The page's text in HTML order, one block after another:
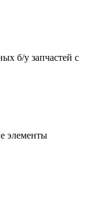
б/у запчастей с
элементы